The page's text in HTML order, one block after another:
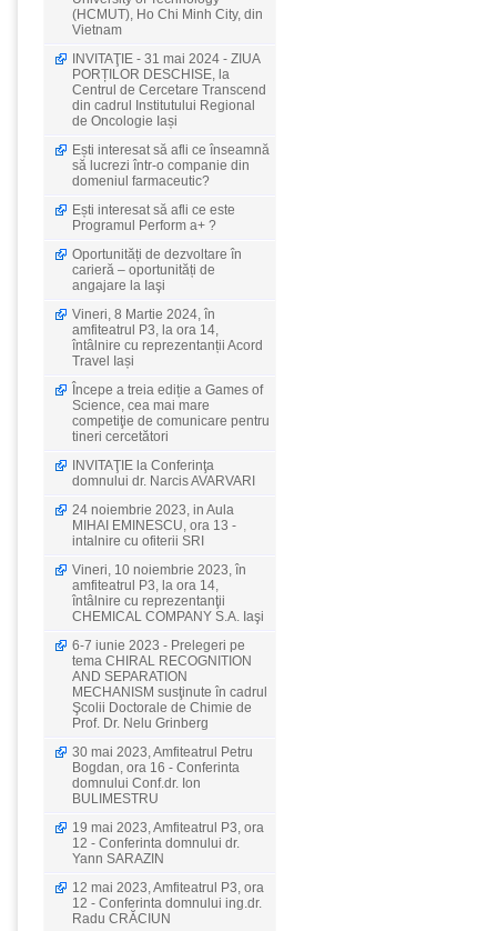
(HCMUT), Ho Chi Minh City, din
Vietnam
INVITAŢIE - 31 mai 2024 - ZIUA
PORȚILOR DESCHISE, la
Centrul de Cercetare Transcend
din cadrul Institutului Regional
de Oncologie Iași
Ești interesat să afli ce înseamnă
să lucrezi într-o companie din
domeniul farmaceutic?
Ești interesat să afli ce este
Programul Perform a+ ?
Oportunități de dezvoltare în
carieră – oportunități de
angajare la Iaşi
Vineri, 8 Martie 2024, în
amfiteatrul P3, la ora 14,
întâlnire cu reprezentanții Acord
Travel Iași
Începe a treia ediție a Games of
Science, cea mai mare
competiţie de comunicare pentru
tineri cercetători
INVITAŢIE la Conferinţa
domnului dr. Narcis AVARVARI
24 noiembrie 2023, in Aula
MIHAI EMINESCU, ora 13 -
intalnire cu ofiterii SRI
Vineri, 10 noiembrie 2023, în
amfiteatrul P3, la ora 14,
întâlnire cu reprezentanţii
CHEMICAL COMPANY S.A. Iaşi
6-7 iunie 2023 - Prelegeri pe
tema CHIRAL RECOGNITION
AND SEPARATION
MECHANISM susţinute în cadrul
Şcolii Doctorale de Chimie de
Prof. Dr. Nelu Grinberg
30 mai 2023, Amfiteatrul Petru
Bogdan, ora 16 - Conferinta
domnului Conf.dr. Ion
BULIMESTRU
19 mai 2023, Amfiteatrul P3, ora
12 - Conferinta domnului dr.
Yann SARAZIN
12 mai 2023, Amfiteatrul P3, ora
12 - Conferinta domnului ing.dr.
Radu CRĂCIUN